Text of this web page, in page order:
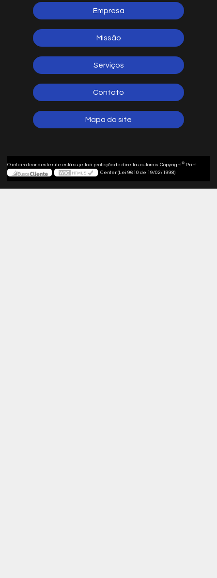
Empresa
Missão
Serviços
Contato
Mapa do site
O inteiro teor deste site está sujeito à proteção de direitos autorais. Copyright© Print
Center (Lei 9610 de 19/02/1998)